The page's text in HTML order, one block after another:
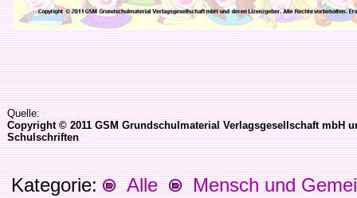
Quelle:
Copyright © 2011 GSM Grundschulmaterial Verlagsgesellschaft mbH
Schulschriften
Kategorie: Alle
Mensch und